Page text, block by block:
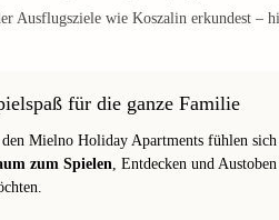
Ausflugsziele wie Koszalin erkundest –
für die ganze Familie
Mielno Holiday Apartments fühlen
zum Spielen , Entdecken und